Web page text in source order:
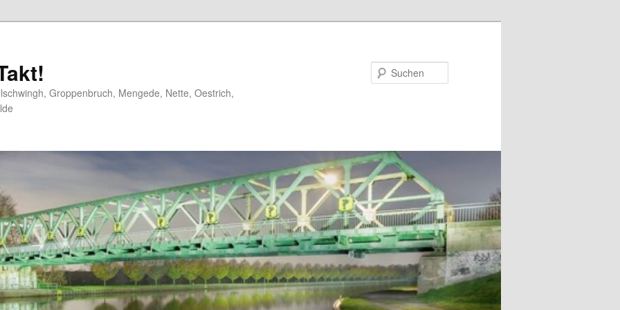
Groppenbruch, Mengede, Nette, Oestrich,